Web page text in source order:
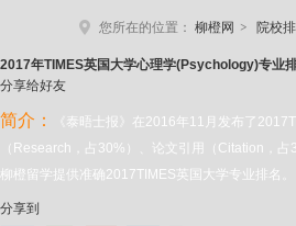
您所在的位置： 柳橙网 > 院校
2017年TIMES英国大学心理学(Psychology)专业
分享给好友
简介：
《泰晤士报》在2016年11月发布了
（Research，占30%）、论文引用（Citation，
柳橙留学提供准确2017TIMES英国大学专业排名。
分享到